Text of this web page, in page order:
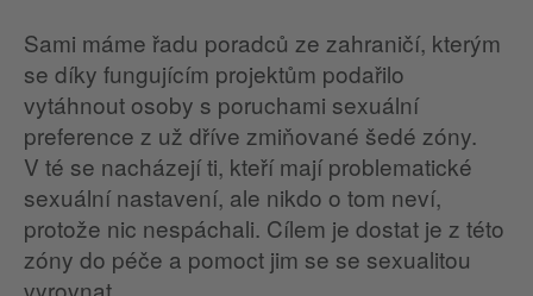
Sami máme řadu poradců ze zahraničí, kterým
se díky fungujícím projektům podařilo
vytáhnout osoby s poruchami sexuální
preference z už dříve zmiňované šedé zóny.
V té se nacházejí ti, kteří mají problematické
sexuální nastavení, ale nikdo o tom neví,
protože nic nespáchali. Cílem je dostat je z této
zóny do péče a pomoct jim se se sexualitou
vyrovnat.